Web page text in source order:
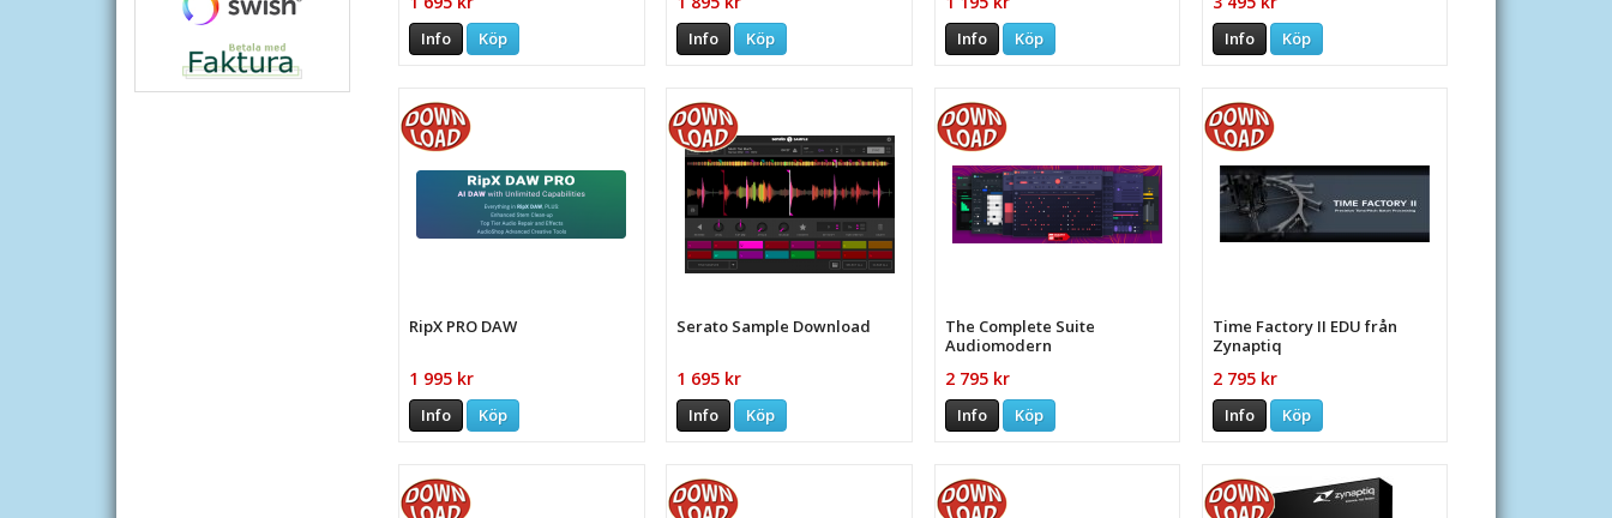
Info Köp Info Köp Info Köp Info Köp
RipX PRO DAW
1 995 kr
Info Köp
Serato Sample Download
1 695 kr
Info Köp
The Complete Suite
Audiomodern
2 795 kr
Info Köp
Time Factory II EDU från
Zynaptiq
2 795 kr
Info Köp